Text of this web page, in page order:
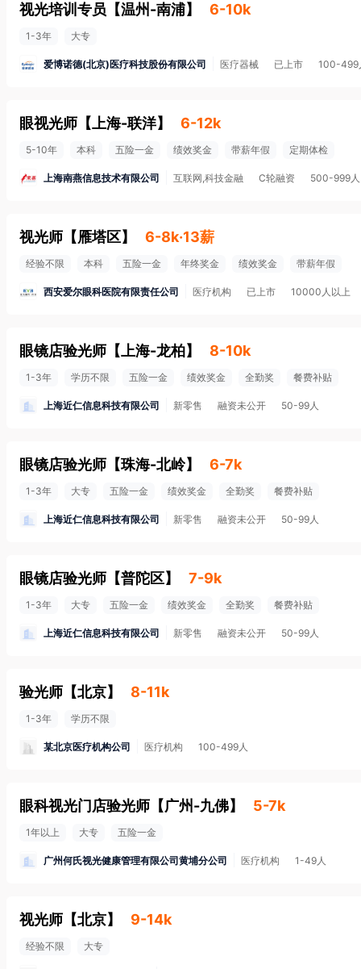
视光培训专员 【温州-南浦】 6-10k
1-3年 大专
爱博诺德(北京)医疗科技股份有限公司 医疗器械 已上市 100-499
眼视光师 【 上海-联洋】 6-12k
5-10年 本科 五险一金 绩效奖金 带薪年假 定期体检
上海南燕信息技术有限公司 互联网,科技金融 C轮融资 500-999人
视光师 【雁塔区】 6-8k·13薪
经验不限 本科 五险一金 年终奖金 绩效奖金 带薪年假
西安爱尔眼科医院有限责任公司 医疗机构 已上市 10000人以上
眼镜店验光师 【 上海-龙柏】 8-10k
1-3年 学历不限 五险一金 绩效奖金 全勤奖 餐费补贴
上海近仁信息科技有限公司 新零售 融资未公开 50-99人
眼镜店验光师 【珠海-北岭】 6-7k
1-3年 大专 五险一金 绩效奖金 全勤奖 餐费补贴
上海近仁信息科技有限公司 新零售 融资未公开 50-99人
眼镜店验光师 【普陀区】 7-9k
1-3年 大专 五险一金 绩效奖金 全勤奖 餐费补贴
上海近仁信息科技有限公司 新零售 融资未公开 50-99人
验光师 【北京】 8-11k
1-3年 学历不限
某北京医疗机构公司 医疗机构 100-499人
眼科视光门店验光师 【广州-九佛】 5-7k
1年以上 大专 五险一金
广州何氏视光健康管理有限公司黄埔分公司 医疗机构 1-49人
视光师 【北京】 9-14k
经验不限 大专